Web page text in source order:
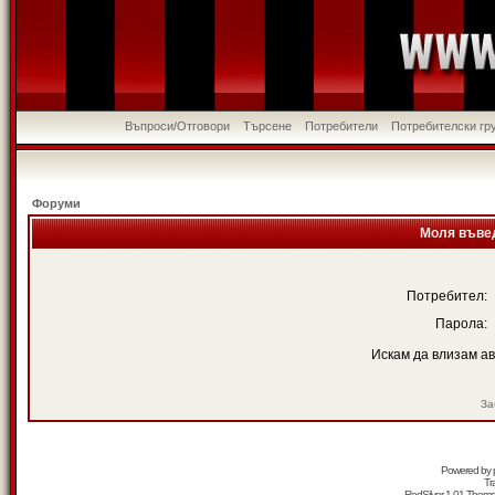
Въпроси/Отговори Търсене Потребители Потребителски
Форуми
Моля
Потребител:
Парола:
Искам да влизам
Powered by